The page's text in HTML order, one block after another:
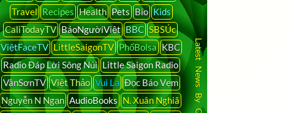
Travel Recipes Health Pets Bio Kids
CaliTodayTV BáoNgườiViệt BBC SBSÚc
ViệtFaceTV LittleSaigonTV PhốBolsa KBC
Radio Đáp Lời Sông Núi Little Saigon Radio
VânSơnTV Việt Thảo Vui Lạ Đọc Báo Vẹm
Nguyễn N Ngạn AudioBooks N. Xuân Nghiã
Latest News By Country